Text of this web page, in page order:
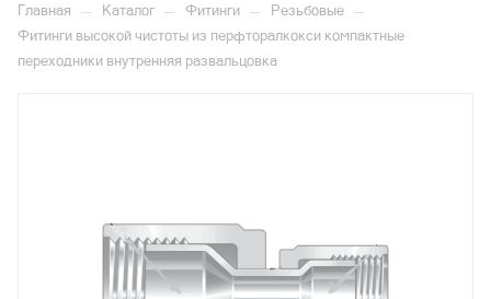
Главная — Каталог — Фитинги — Резьбовые —
Фитинги высокой чистоты из перфторалкокси компактные
переходники внутренняя развальцовка